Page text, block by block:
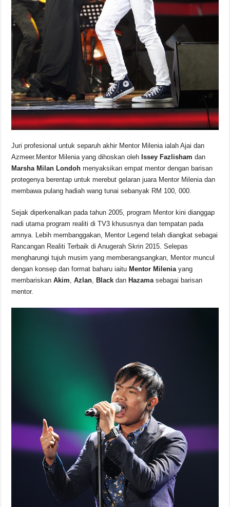
Juri profesional untuk separuh akhir Mentor Milenia ialah Ajai dan
Azmeer.Mentor Milenia yang dihoskan oleh Issey Fazlisham dan
Marsha Milan Londohmenyaksikan empat mentor dengan barisan
protegenya berentap untuk merebut gelaran juara Mentor Milenia dan
membawa pulang hadiah wang tunai sebanyak RM 100, 000.
Sejak diperkenalkan pada tahun 2005, program Mentor kini dianggap
nadi utama program realiti di TV3 khususnya dan tempatan pada
amnya. Lebih membanggakan, Mentor Legend telah diangkat sebagai
Rancangan Realiti Terbaik di Anugerah Skrin 2015. Selepas
mengharungi tujuh musim yang memberangsangkan, Mentor muncul
dengan konsep dan format baharu iaitu Mentor Mileniayang
membariskanAkim,Azlan, Black dan Hazamasebagai barisan
mentor.